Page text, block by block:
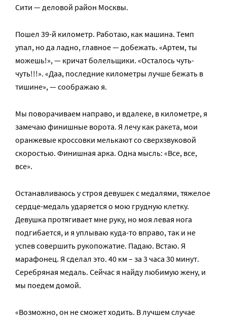
Сити — деловой район Москвы.
Пошел 39-й километр. Работаю, как машина. Темп
упал, но да ладно, главное — добежать. «Артем, ты
можешь!», — кричат болельщики. «Осталось чуть-
чуть!!!». «Даа, последние километры лучше бежать в
тишине», — соображаю я.
Мы поворачиваем направо, и вдалеке, в километре, я
замечаю финишные ворота. Я лечу как ракета, мои
оранжевые кроссовки мелькают со сверхзвуковой
скоростью. Финишная арка. Одна мысль: «Все, все,
все».
Останавливаюсь у строя девушек с медалями, тяжелое
сердце-медаль ударяется о мою грудную клетку.
Девушка протягивает мне руку, но моя левая нога
подгибается, и я уплываю куда-то вправо, так и не
успев совершить рукопожатие. Падаю. Встаю. Я
марафонец. Я сделал это. 40 км – за 3 часа 30 минут.
Серебряная медаль. Сейчас я найду любимую жену, и
мы поедем домой.
«Возможно, он не сможет ходить. В лучшем случае